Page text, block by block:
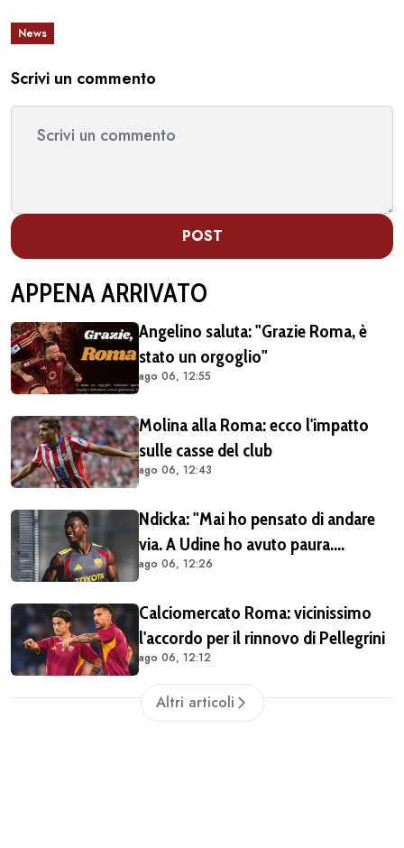
News
Scrivi un commento
POST
APPENA ARRIVATO
Angelino saluta: "Grazie Roma, è
stato un orgoglio"
ago 06, 12:55
Molina alla Roma: ecco l'impatto
sulle casse del club
ago 06, 12:43
Ndicka: "Mai ho pensato di andare
via. A Udine ho avuto paura.
Pellegrini? Lo aspettiamo a braccia
ago 06, 12:26
Calciomercato Roma: vicinissimo
l'accordo per il rinnovo di Pellegrini
ago 06, 12:12
Altri articoli